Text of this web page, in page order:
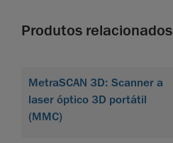
Produtos relacionados
MetraSCAN 3D: Scanner a
laser óptico 3D portátil
(MMC)